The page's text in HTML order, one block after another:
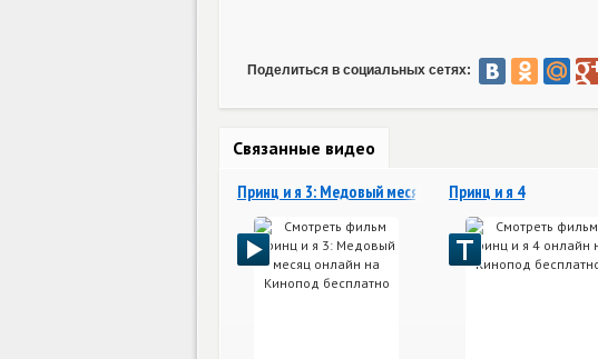
Поделиться в социальных сетях:
Связанные видео
Принц и я 3: Медовый месяц Принц и я 4